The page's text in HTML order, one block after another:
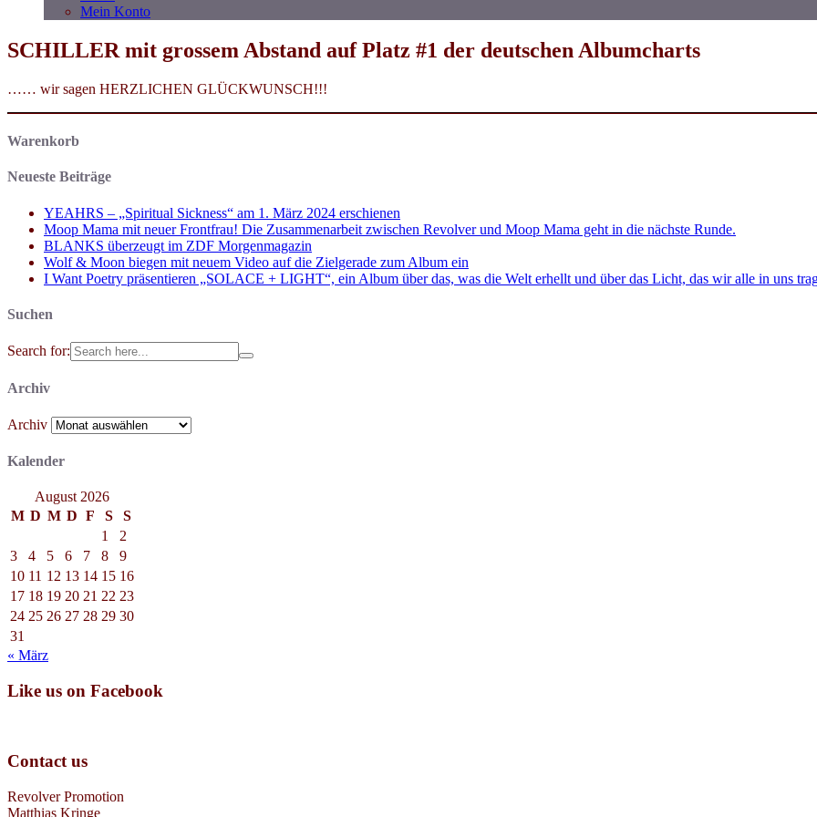
Mein Konto
SCHILLER mit grossem Abstand auf Platz #1 der deutschen Albumcharts
…… wir sagen HERZLICHEN GLÜCKWUNSCH!!!
Warenkorb
Neueste Beiträge
YEAHRS – „Spiritual Sickness“ am 1. März 2024 erschienen
Moop Mama mit neuer Frontfrau! Die Zusammenarbeit zwischen Revolver und Moop Mama geht in die nächste Runde.
BLANKS überzeugt im ZDF Morgenmagazin
Wolf & Moon biegen mit neuem Video auf die Zielgerade zum Album ein
I Want Poetry präsentieren „SOLACE + LIGHT“, ein Album über das, was die Welt erhellt und über das Licht, das wir alle in uns
Suchen
Search for:
Archiv
Archiv
Kalender
August 2026
M D M D F S
S
1
2
3
4 5 6 7 8
9
10 11 12 13 14 15 16
17 18 19 20 21 22 23
24 25 26 27 28 29 30
31
« März
Like us on Facebook
Contact us
Revolver Promotion
Matthias Kringe